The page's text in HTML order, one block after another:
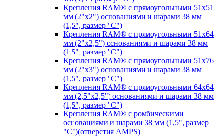
Крепления RAM® с прямоугольными 51х51
мм (2"х2") основаниями и шарами 38 мм
(1,5", размер "C")
Крепления RAM® с прямоугольными 51х64
мм (2"х2,5") основаниями и шарами 38 мм
(1,5", размер "C")
Крепления RAM® с прямоугольными 51х76
мм (2"х3") основаниями и шарами 38 мм
(1,5", размер "C")
Крепления RAM® с прямоугольными 64х64
мм (2,5"х2,5") основаниями и шарами 38 мм
(1,5", размер "C")
Крепления RAM® с ромбическими
основаниями и шарами 38 мм (1,5", размер
"C")(отверстия AMPS)